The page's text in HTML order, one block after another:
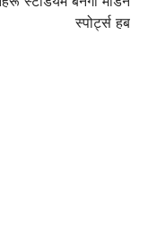
स्पोर्ट्स हब